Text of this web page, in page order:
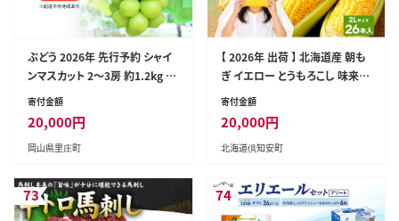
ぶどう 2026年 先行予約 シャイ
ンマスカット 2～3房 約1.2kg ブ
ドウ シャイン マスカット 葡萄 岡
寄付金額
20,000円
岡山県里庄町
【 2026年 出荷 】 北海道産 朝も
ぎ イエロー とうもろこし 味来
みらい 2Lサイズ 26本 約10kg
モロコシ 甘い ギフト 産地直送
コーン 産直 グリーンアースファ
寄付金額
20,000円
北海道倶知安町
73 74